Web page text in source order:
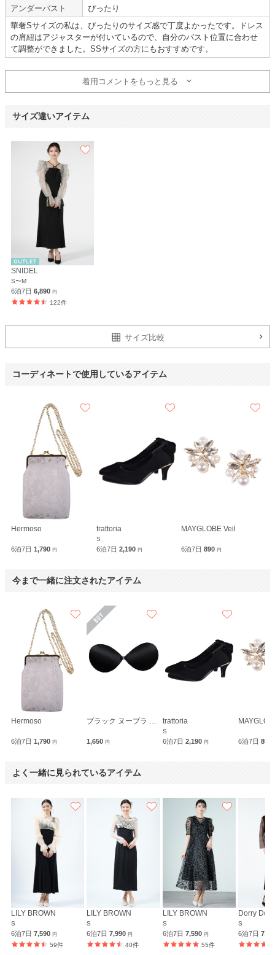
レンタルも返却も簡単で、利用しやすかったです。
また利用します。
【一緒に注文した商品】
アンダーバスト
ぴったり
華奢Sサイズの私は、ぴったりのサイズ感で丁度よかったです。ドレス
の肩紐はアジャスターが付いているので、自分のバスト位置に合わせ
て調整ができました。SSサイズの方にもおすすめです。
着用コメントをもっと見る
サイズ違いアイテム
SNIDEL
S〜M
6泊7日 6,890 円
122件
サイズ比較
コーディネートで使用しているアイテム
Hermoso
6泊7日 1,790 円
trattoria
S
6泊7日 2,190 円
MAYGLOBE Veil
6泊7日890円
今まで一緒に注文されたアイテム
Hermoso
6泊7日 1,790 円
ブラック ヌーブラ 超軽量メリーブラ
1,650円
trattoria
S
6泊7日 2,190 円 6泊7日 890
よく一緒に見られているアイテム
LILY BROWN
S
6泊7日 7,590 円
59件
LILY BROWN
S
6泊7日7,990円
40件
LILY BROWN
S
6泊7日 7,590 円
55件
Dorry Doll
S
6泊7日